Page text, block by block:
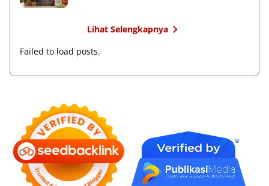
Lihat Selengkapnya
Failed to load posts.